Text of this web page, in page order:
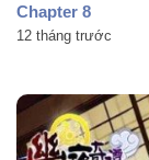
Chapter 8
12 tháng trước